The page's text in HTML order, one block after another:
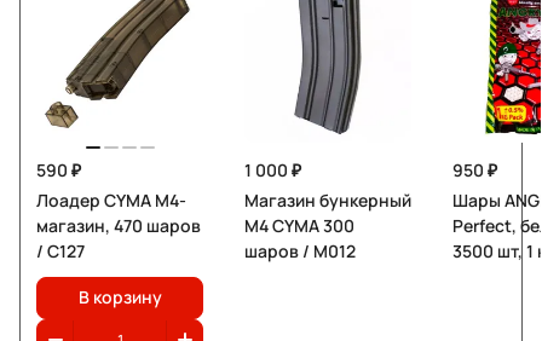
590 ₽
Лоадер CYMA M4-
магазин, 470 шаров
/ C127
В корзину
1 000 ₽
Магазин бункерный
M4 CYMA 300
шаров / М012
950 ₽
Шары
Perfect,
3500 шт, 1